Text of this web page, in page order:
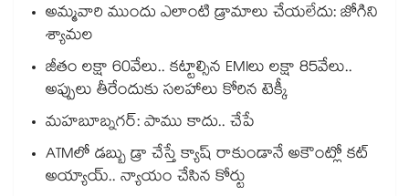
అమ్మవారి ముందు ఎలాంటి డ్రామాలు చేయలేదు: జోగిని
శ్యామల
జీతం లక్షా 60వేలు.. కట్టాల్సిన EMIలు లక్షా 85వేలు..
అప్పులు తీరేందుకు సలహాలు కోరిన టెక్కీ
మహబూబ్నగర్: పాము కాదు.. చేపే
ATMలో డబ్బు డ్రా చేస్తే క్యాష్ రాకుండానే అకౌంట్లో కట్
అయ్యాయ్.. న్యాయం చేసిన కోర్టు